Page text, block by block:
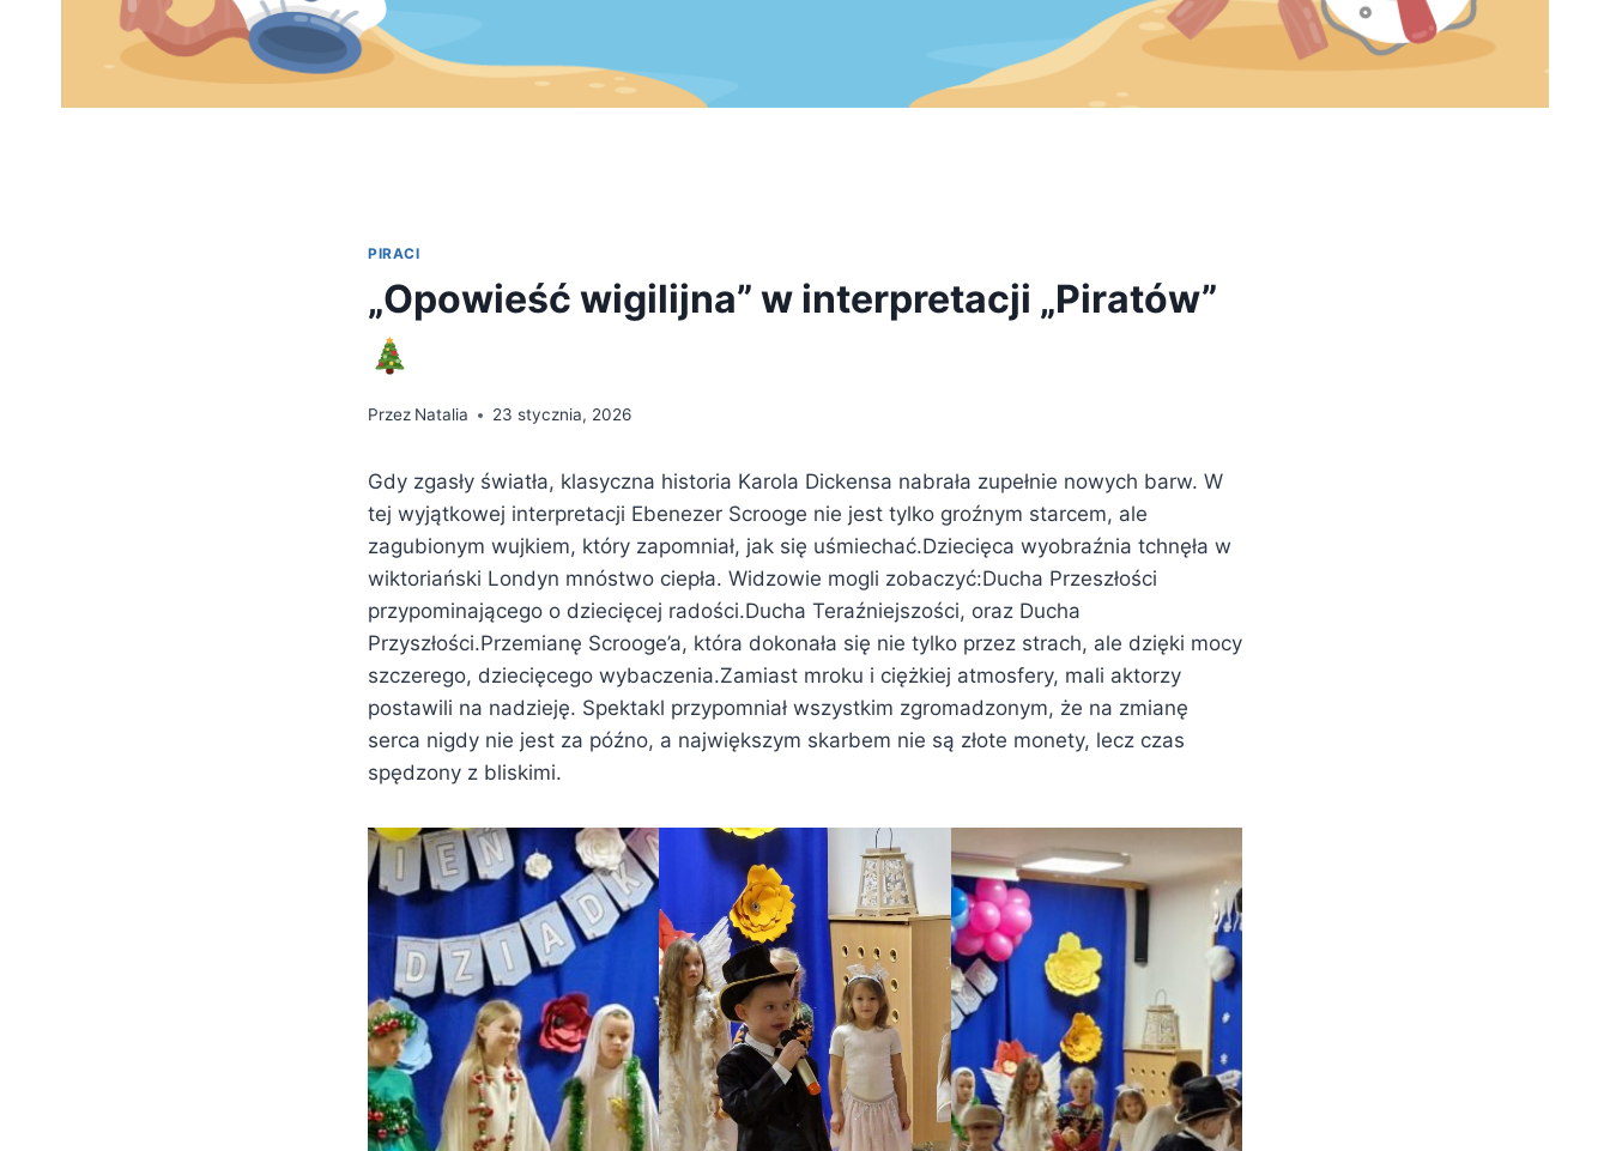
PIRACI
„Opowieść wigilijna” w interpretacji „Piratów”
Przez Natalia 23 stycznia, 2026
Gdy zgasły światła, klasyczna historia Karola Dickensa nabrała zupełnie nowych barw. W
tej wyjątkowej interpretacji Ebenezer Scrooge nie jest tylko groźnym starcem, ale
zagubionym wujkiem, który zapomniał, jak się uśmiechać.Dziecięca wyobraźnia tchnęła w
wiktoriański Londyn mnóstwo ciepła. Widzowie mogli zobaczyć:Ducha Przeszłości
przypominającego o dziecięcej radości.Ducha Teraźniejszości, oraz Ducha
Przyszłości.Przemianę Scrooge’a, która dokonała się nie tylko przez strach, ale dzięki mocy
szczerego, dziecięcego wybaczenia.Zamiast mroku i ciężkiej atmosfery, mali aktorzy
postawili na nadzieję. Spektakl przypomniał wszystkim zgromadzonym, że na zmianę
serca nigdy nie jest za późno, a największym skarbem nie są złote monety, lecz czas
spędzony z bliskimi.